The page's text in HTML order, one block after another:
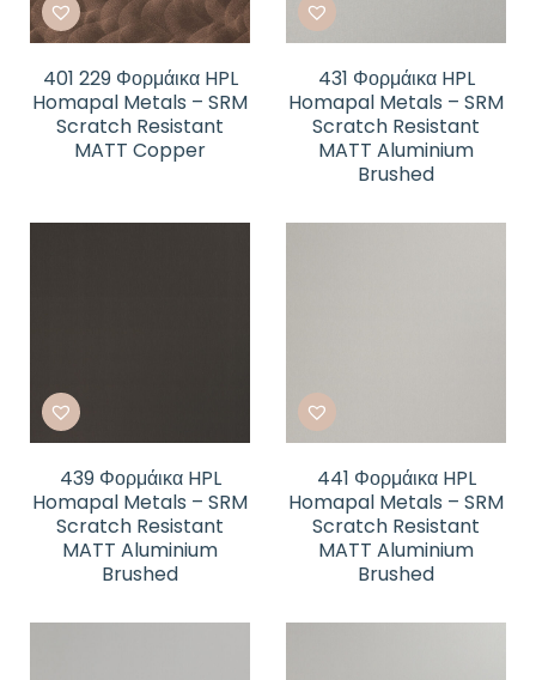
401 229 Φορμάικα HPL
Homapal Metals – SRM
Scratch Resistant
MATT Copper
431 Φορμάικα HPL
Homapal Metals – SRM
Scratch Resistant
MATT Aluminium
Brushed
439 Φορμάικα HPL
Homapal Metals – SRM
Scratch Resistant
MATT Aluminium
Brushed
441 Φορμάικα HPL
Homapal Metals – SRM
Scratch Resistant
MATT Aluminium
Brushed